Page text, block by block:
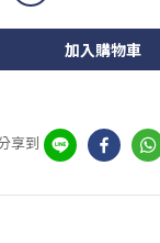
加入購物車
享到